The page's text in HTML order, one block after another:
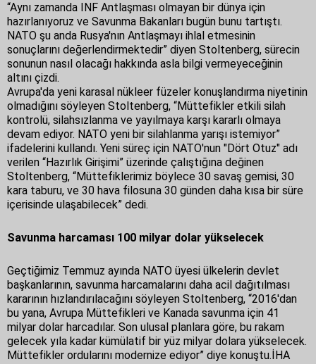
“Aynı zamanda INF Antlaşması olmayan bir dünya için
hazırlanıyoruz ve Savunma Bakanları bugün bunu tartıştı.
NATO şu anda Rusya'nın Antlaşmayı ihlal etmesinin
sonuçlarını değerlendirmektedir” diyen Stoltenberg, sürecin
sonunun nasıl olacağı hakkında asla bilgi vermeyeceğinin
altını çizdi.
Avrupa'da yeni karasal nükleer füzeler konuşlandırma niyetinin
olmadığını söyleyen Stoltenberg, “Müttefikler etkili silah
kontrolü, silahsızlanma ve yayılmaya karşı kararlı olmaya
devam ediyor. NATO yeni bir silahlanma yarışı istemiyor”
ifadelerini kullandı. Yeni süreç için NATO'nun "Dört Otuz" adı
verilen “Hazırlık Girişimi” üzerinde çalıştığına değinen
Stoltenberg, “Müttefiklerimiz böylece 30 savaş gemisi, 30
kara taburu, ve 30 hava filosuna 30 günden daha kısa bir süre
içerisinde ulaşabilecek” dedi.
Savunma harcaması 100 milyar dolar yükselecek
Geçtiğimiz Temmuz ayında NATO üyesi ülkelerin devlet
başkanlarının, savunma harcamalarını daha acil dağıtılması
kararının hızlandırılacağını söyleyen Stoltenberg, “2016'dan
bu yana, Avrupa Müttefikleri ve Kanada savunma için 41
milyar dolar harcadılar. Son ulusal planlara göre, bu rakam
gelecek yıla kadar kümülatif bir yüz milyar dolara yükselecek.
Müttefikler ordularını modernize ediyor” diye konuştu.İHA